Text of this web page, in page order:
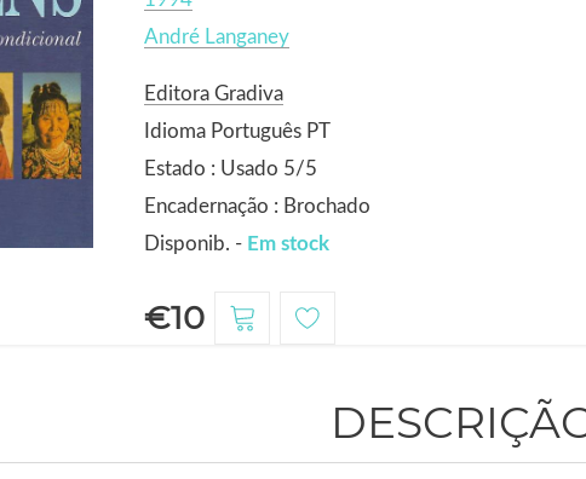
André Langaney
Editora Gradiva
Idioma Português PT
Estado : Usado 5/5
Encadernação : Brochado
Disponib. - Em stock
€10